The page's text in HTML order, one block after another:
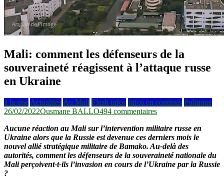
Mali: comment les défenseurs de la
souveraineté réagissent à l’attaque russe
en Ukraine
à la une Actualités Au Mali Flash infos Infos en continus Politique
26/02/2022Ousmane BALLO494 commentairessur
comment
les
défenseurs
de
la
Aucune réaction au Mali sur l’intervention militaire russe en
Ukraine alors que la Russie est devenue ces derniers mois le
nouvel allié stratégique militaire de Bamako. Au-delà des
autorités, comment les défenseurs de la souveraineté nationale du
Mali perçoivent-t-ils l’invasion en cours de l’Ukraine par la Russie
?